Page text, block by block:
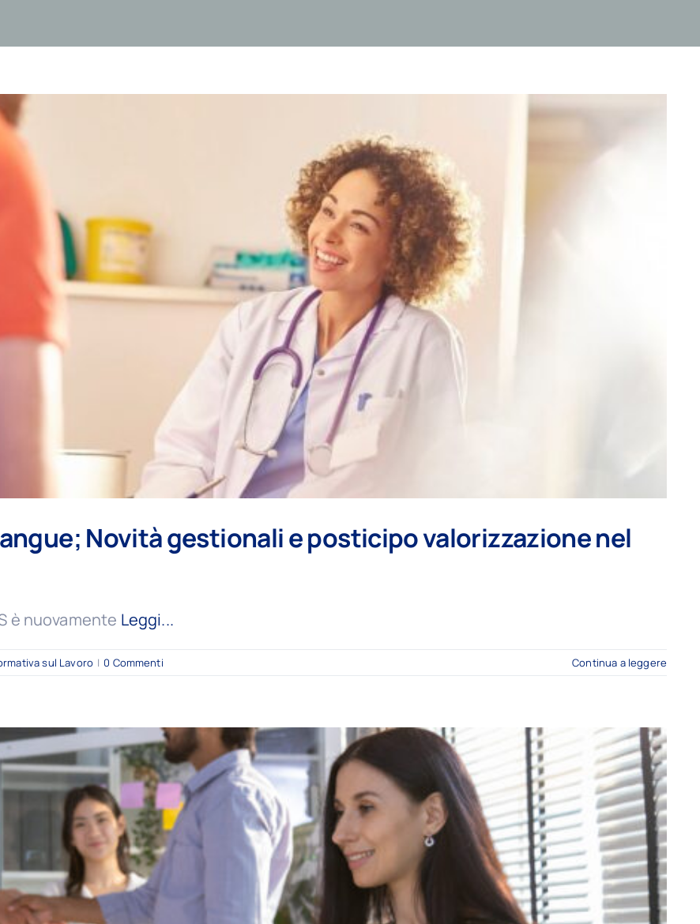
Novità gestionali e posticipo valorizzazione nel
è nuovamente Leggi...
sul Lavoro | 0 Commenti Continua a leggere